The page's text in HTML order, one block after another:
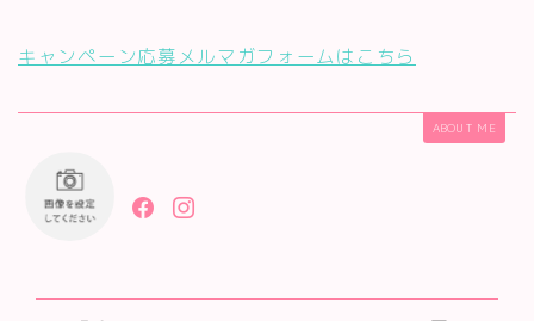
キャンペーン応募メルマガフォームはこちら
ABOUT ME